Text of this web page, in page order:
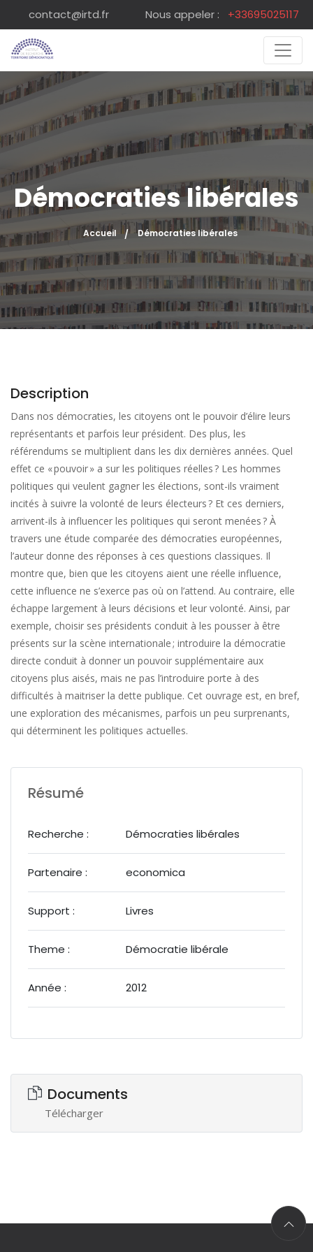
contact@irtd.fr Nous appeler : +33695025117
Démocraties libérales
Accueil Démocraties libérales
Résumé
Recherche : Démocraties libérales
Partenaire : economica
Support : Livres
Theme : Démocratie libérale
Année : 2012
Documents
Télécharger
Description
Dans nos démocraties, les citoyens ont le pouvoir d’élire leurs
représentants et parfois leur président. Des plus, les
référendums se multiplient dans les dix dernières années. Quel
effet ce « pouvoir » a sur les politiques réelles ? Les hommes
politiques qui veulent gagner les élections, sont-ils vraiment
incités à suivre la volonté de leurs électeurs ? Et ces derniers,
arrivent-ils à influencer les politiques qui seront menées ? À
travers une étude comparée des démocraties européennes,
l’auteur donne des réponses à ces questions classiques. Il
montre que, bien que les citoyens aient une réelle influence,
cette influence ne s’exerce pas où on l’attend. Au contraire, elle
échappe largement à leurs décisions et leur volonté. Ainsi, par
exemple, choisir ses présidents conduit à les pousser à être
présents sur la scène internationale ; introduire la démocratie
directe conduit à donner un pouvoir supplémentaire aux
citoyens plus aisés, mais ne pas l’introduire porte à des
difficultés à maitriser la dette publique. Cet ouvrage est, en bref,
une exploration des mécanismes, parfois un peu surprenants,
qui déterminent les politiques actuelles.